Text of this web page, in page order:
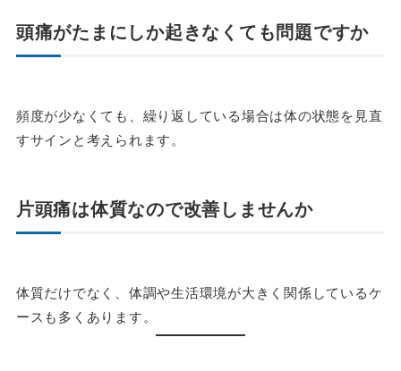
頭痛がたまにしか起きなくても問題ですか
頻度が少なくても、繰り返している場合は体の状態を見直
すサインと考えられます。
片頭痛は体質なので改善しませんか
体質だけでなく、体調や生活環境が大きく関係しているケ
ースも多くあります。